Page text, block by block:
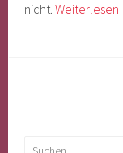
nicht.Weiterlesen
Suchen